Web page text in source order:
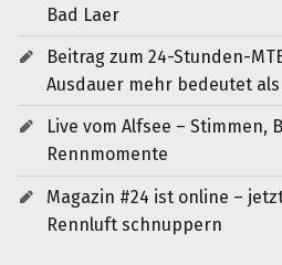
Bad Laer
Beitrag zum 24-Stunden-
Ausdauer mehr bedeutet
Live vom Alfsee – Stimmen,
Rennmomente
Magazin #24 ist online –
Rennluft schnuppern